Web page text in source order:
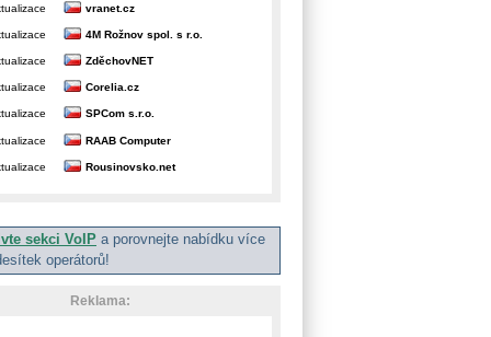
vranet.cz
4M Rožnov spol. s r.o.
ZděchovNET
Corelia.cz
SPCom s.r.o.
RAAB Computer
Rousinovsko.net
sekci VoIP a porovnejte nabídku více
operátorů!
Reklama: